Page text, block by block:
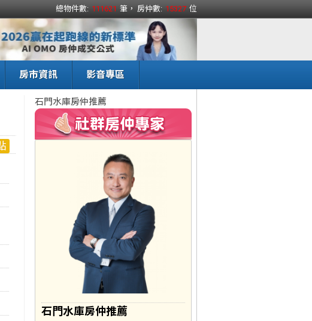
總物件數: 111621 筆， 房仲數: 15327 位
房市資訊 影音專區
石門水庫房仲推薦
石門水庫房仲推薦